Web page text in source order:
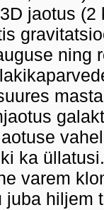
jaotus (2
ning
ka
varem
hiljem